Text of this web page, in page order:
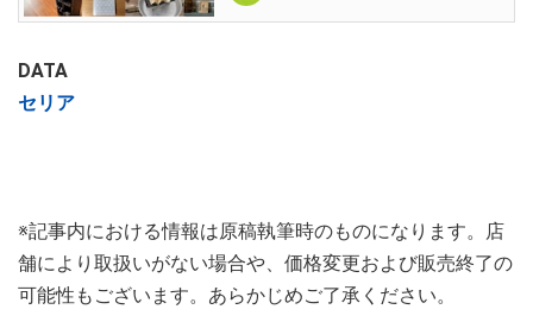
DATA
セリア
※記事内における情報は原稿執筆時のものになります。店
舗により取扱いがない場合や、価格変更および販売終了の
可能性もございます。あらかじめご了承ください。